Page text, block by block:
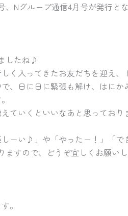
、Nグループ通信4月号が発行とな
したね♪
く入ってきたお友だちを迎え、
、日に日に緊張も解け、はにか
ていくといいなあと思っており
ーい♪」や「やったー！」「で
ますので、どうぞ宜しくお願いし
。